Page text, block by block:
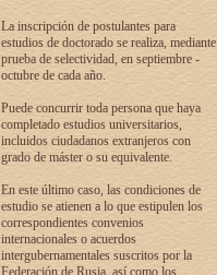
La inscripción de postulantes para
estudios de doctorado se realiza, mediante
prueba de selectividad, en septiembre -
octubre de cada año.
Puede concurrir toda persona que haya
completado estudios universitarios,
incluidos ciudadanos extranjeros con
grado de máster o su equivalente.
En este último caso, las condiciones de
estudio se atienen a lo que estipulen los
correspondientes convenios
internacionales o acuerdos
intergubernamentales suscritos por la
Federación de Rusia, así como los